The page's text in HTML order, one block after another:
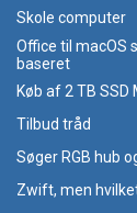
Skole computer
Office til macOS
baseret
Køb af 2 TB SSD
Tilbud tråd
Søger RGB hub
Zwift, men